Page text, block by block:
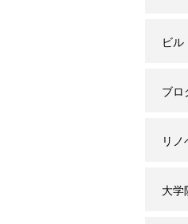
ビル
ブロ
リ
大学